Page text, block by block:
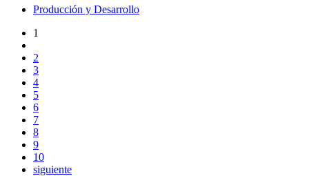
Producción y Desarrollo
1
2
3
4
5
6
7
8
9
10
siguiente